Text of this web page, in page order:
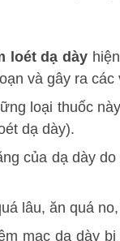
loét dạ dày
và gây ra các
loại thuốc
dạ dày).
của dạ dày
lâu, ăn quá
mạc dạ dày